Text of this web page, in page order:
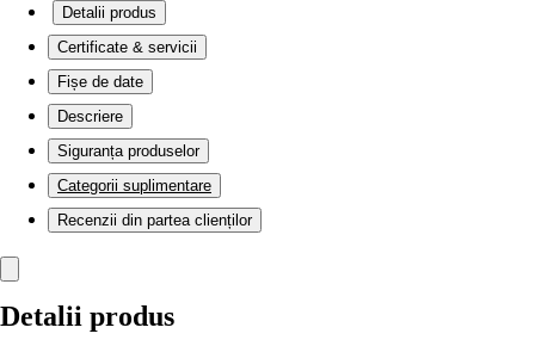
Detalii produs
Certificate & servicii
Fișe de date
Descriere
Siguranța produselor
Categorii suplimentare
Recenzii din partea clienților
Detalii produs